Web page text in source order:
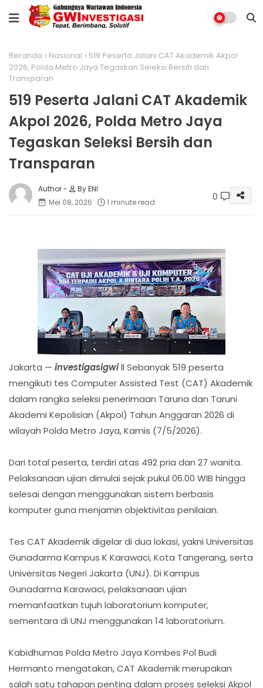
Beranda Nasional
519 Peserta Jalani CAT Akademik Akpol
2026, Polda Metro Jaya Tegaskan Seleksi Bersih dan
Transparan
519 Peserta Jalani CAT Akademik
Akpol 2026, Polda Metro Jaya
Tegaskan Seleksi Bersih dan
Transparan
By ENI
Mei 08, 2026
1 minute read 0
Jakarta — investigasigwill Sebanyak 519 peserta
mengikuti tes Computer Assisted Test (CAT) Akademik
dalam rangka seleksi penerimaan Taruna dan Taruni
Akademi Kepolisian (Akpol) Tahun Anggaran 2026 di
wilayah Polda Metro Jaya, Kamis (7/5/2026).
Dari total peserta, terdiri atas 492 pria dan 27 wanita.
Pelaksanaan ujian dimulai sejak pukul 06.00 WIB hingga
selesai dengan menggunakan sistem berbasis
komputer guna menjamin objektivitas penilaian.
Tes CAT Akademik digelar di dua lokasi, yakni Universitas
Gunadarma Kampus K Karawaci, Kota Tangerang, serta
Universitas Negeri Jakarta (UNJ). Di Kampus
Gunadarma Karawaci, pelaksanaan ujian
memanfaatkan tujuh laboratorium komputer,
sementara di UNJ menggunakan 14 laboratorium.
Kabidhumas Polda Metro Jaya Kombes Pol Budi
Hermanto mengatakan, CAT Akademik merupakan
salah satu tahapan penting dalam proses seleksi Akpol